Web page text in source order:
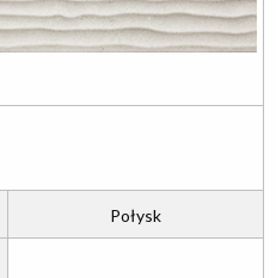
Połysk